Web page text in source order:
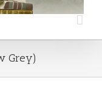
Grey)